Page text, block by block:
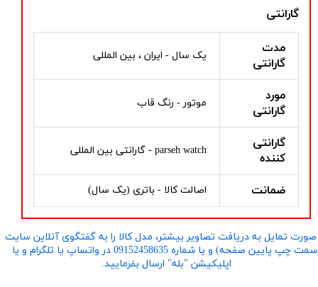
گارانتی
مدت
گارانتی
یک سال - ایران ، بین المللی
مورد
گارانتی
موتور - رنگ قاب
گارانتی
کننده
parseh watch - گارانتی بین المللی
ضمانت اصالت کالا - باتری (یک سال)
تمایل به دریافت تصاویر بیشتر، مدل کالا را به گفتگوی آنلاین سایت
​​​​​​​(سمت چپ پایین صفحه) و یا شماره 09152458635 در واتساپ یا تلگرام و یا
اپلیکیشن "بله" ارسال بفرمایید.